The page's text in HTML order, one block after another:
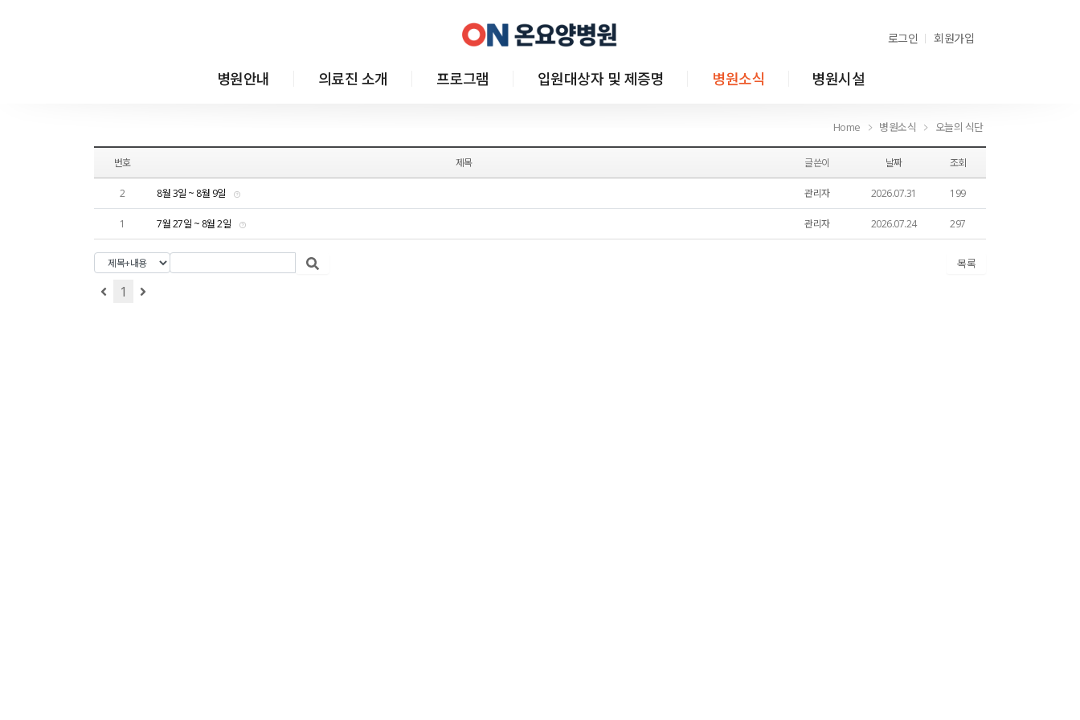
로그인 회원가입
병원안내 의료진 소개 프로그램 입원대상자 및 제증명 병원소식 병원시설
Home
Home 병원소식 오늘의 식단
번호 제목 글쓴이 날짜 조회
2 8월 3일 ~ 8월 9일 관리자 2026.07.31 199
1 7월 27일 ~ 8월 2일 관리자 2026.07.24 297
목록
1